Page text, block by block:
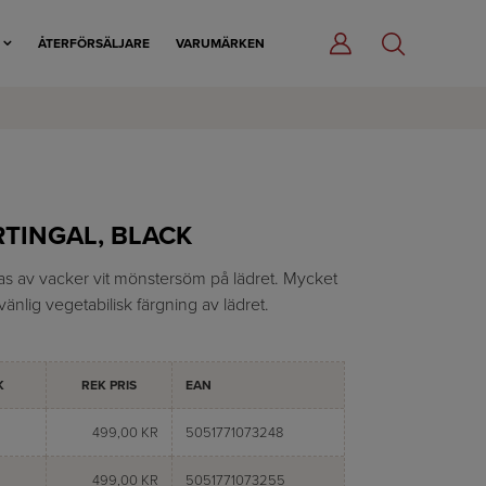
ÅTERFÖRSÄLJARE VARUMÄRKEN
BLACK
av vacker vit mönstersöm på lädret. Mycket
vegetabilisk färgning av lädret.
REK PRIS EAN
499,00 KR 5051771073248
499,00 KR 5051771073255